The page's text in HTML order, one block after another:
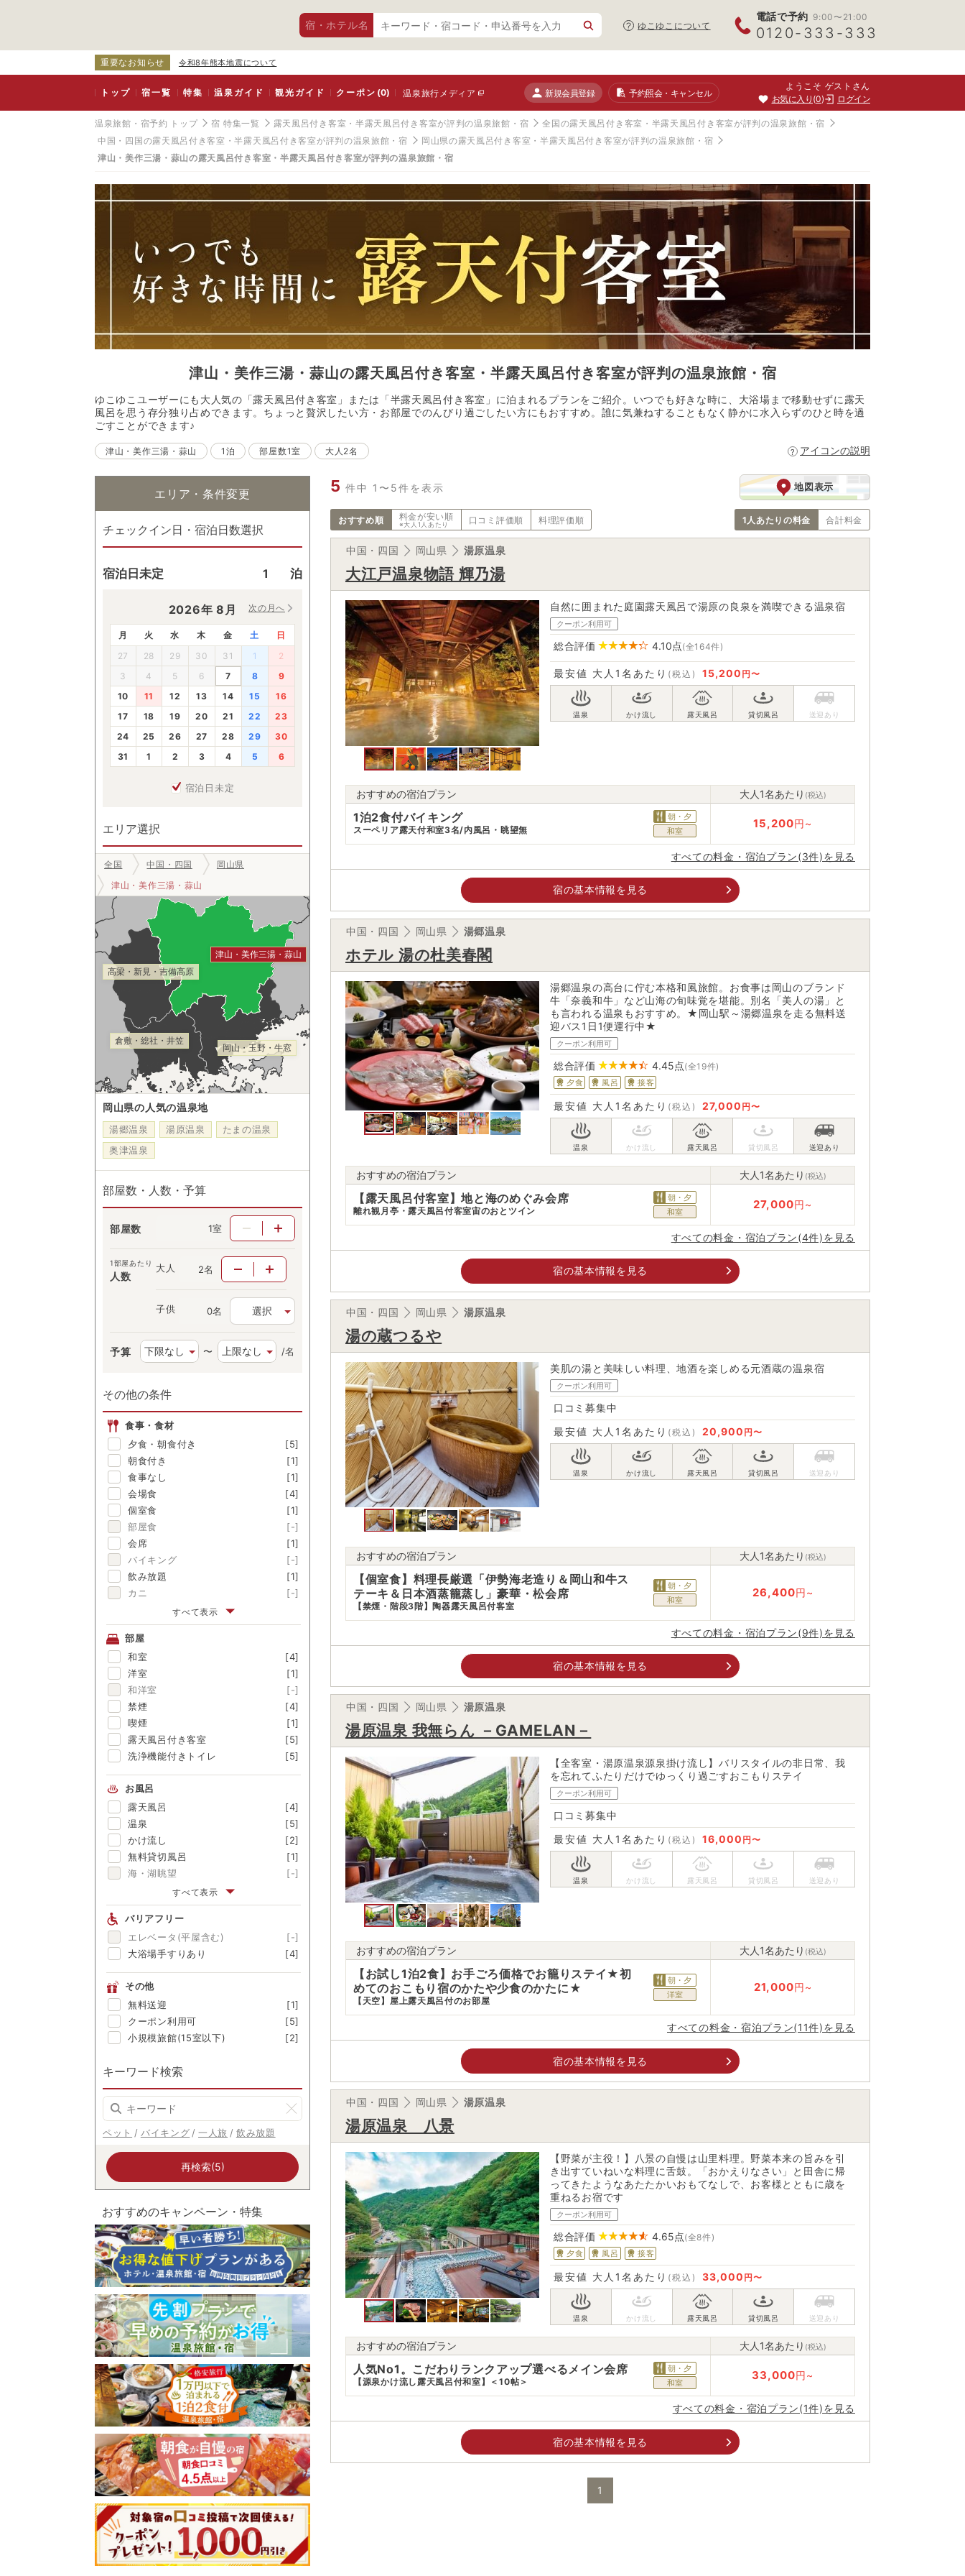
宿・ホテル名 ゆこゆこについて
電話で予約 9:00〜21:00
0120-333-333
重要なお知らせ 令和8年熊本地震について
トップ 宿一覧 特集 温泉ガイド 観光ガイド クーポン(0) 温泉旅行メディア 新規会員登録 予約照会・キャンセル
ようこそ ゲストさん
お気に入り 0 ログイン
温泉旅館・宿予約 トップ 宿 特集一覧 露天風呂付き客室・半露天風呂付き客室が評判の温泉旅館・宿
全国の露天風呂付き客室・半露天風呂付き客室が評判の温泉旅館・宿
中国・四国の露天風呂付き客室・半露天風呂付き客室が評判の温泉旅館・宿
岡山県の露天風呂付き客室・半露天風呂付き客室が評判の温泉旅館・宿
津山・美作三湯・蒜山の露天風呂付き客室・半露天風呂付き客室が評判の温泉旅館・宿
山
津山・美作三湯・蒜山の露天風呂付き客室・半露天風呂付き客室が評判の温泉旅館・宿
ゆこゆこユーザーにも大人気の「露天風呂付き客室」または「半露天風呂付き客室」に泊まれるプランをご紹介。いつでも好きな時に、大浴場まで移動せずに露天
風呂を思う存分独り占めできます。ちょっと贅沢したい方・お部屋でのんびり過ごしたい方にもおすすめ。誰に気兼ねすることもなく静かに水入らずのひと時を過
ごすことができます♪
津山・美作三湯・蒜山 1泊 部屋数1室 大人2名 アイコンの説明
エリア・条件変更
チェックイン日・宿泊日数選択
宿泊日未定 泊
2026年 8 月 次の月へ
月 火 水 木 金 土
日
27
28 29 30 31 1
2
3
4 5 6 7 8
9
10
11 12 13 14 15
16
17
18 19 20 21 22
23
24
25 26 27 28 29
30
31
1 2 3 4 5 6
宿泊日未定
エリア選択
全国 中国・四国
岡山県
津山・美作三湯・蒜山
岡山・玉野・牛窓
倉敷・総社・井笠
津山・美作三湯・蒜山
高梁・新見・吉備高原
岡山県の人気の温泉地
湯郷温泉 湯原温泉
たまの温泉
奥津温泉
部屋数・人数・予算
部屋数 室
1部屋あたり
人数
大人 名
子供 名 選択
予算 〜 /名
その他の条件
食事・食材
夕食・朝食付き
[5]
朝食付き
[1]
食事なし
[1]
会場食
[4]
個室食
[1]
部屋食
[-]
会席
[1]
バイキング
[-]
飲み放題
[1]
カニ
[-]
アワビ
[-]
金目鯛
舟盛
[-]
ブランド牛
[1]
囲炉裏料理
[-]
松茸
[-]
すべて表示
部屋
和室
[4]
洋室
[1]
和洋室
[-]
禁煙
[4]
喫煙
[1]
露天風呂付き客室
[5]
洗浄機能付きトイレ
[5]
お風呂
露天風呂
[4]
温泉
[5]
かけ流し
[2]
無料貸切風呂
[1]
海・湖眺望
[-]
富士山眺望
渓流眺望
[1]
にごり湯
美肌の湯
[3]
すべて表示
バリアフリー
エレベータ(平屋含む)
[-]
大浴場手すりあり
[4]
その他
無料送迎
[1]
クーポン利用可
[5]
小規模旅館(15室以下)
[2]
キーワード検索
ペット バイキング 一人旅 飲み放題
再検索(5)
おすすめのキャンペーン・特集
5 件中 1〜5件を表示 地図表示
おすすめ順 料金が安い順
※大人1人あたり 口コミ評価順 料理評価順 1人あたりの料金 合計料金
中国・四国 岡山県 湯原温泉
大江戸温泉物語 輝乃湯
自然に囲まれた庭園露天風呂で湯原の良泉を満喫できる温泉宿
クーポン利用可
総合評価 4.10点(全164件)
最安値 大人1名あたり (税込) 15,200 円〜
おすすめの宿泊プラン 大人1名あたり (税込)
1泊2食付バイキング
スーペリア露天付和室3名/内風呂・眺望無
朝・夕
和室
15,200円~
すべての料金・宿泊プラン(3件)を見る
宿の基本情報を見る
中国・四国 岡山県 湯郷温泉
ホテル 湯の杜美春閣
湯郷温泉の高台に佇む本格和風旅館。お食事は岡山のブランド
牛「奈義和牛」など山海の旬味覚を堪能。別名「美人の湯」と
も言われる温泉もおすすめ。★岡山駅～湯郷温泉を走る無料送
迎バス1日1便運行中★
クーポン利用可
総合評価 4.45点(全19件)
夕食 風呂 接客
最安値 大人1名あたり (税込) 27,000 円〜
おすすめの宿泊プラン 大人1名あたり (税込)
【露天風呂付客室】地と海のめぐみ会席
離れ観月亭・露天風呂付客室宙のおとツイン
朝・夕
和室
27,000円~
すべての料金・宿泊プラン(4件)を見る
宿の基本情報を見る
中国・四国 岡山県 湯原温泉
湯の蔵つるや
美肌の湯と美味しい料理、地酒を楽しめる元酒蔵の温泉宿
クーポン利用可
口コミ募集中
最安値 大人1名あたり (税込) 20,900 円〜
おすすめの宿泊プラン 大人1名あたり (税込)
【個室食】料理長厳選「伊勢海老造り＆岡山和牛ス
テーキ＆日本酒蒸籠蒸し」豪華・松会席
【禁煙・階段3階】陶器露天風呂付客室
朝・夕
和室
26,400円~
すべての料金・宿泊プラン(9件)を見る
宿の基本情報を見る
中国・四国 岡山県 湯原温泉
湯原温泉 我無らん －GAMELAN－
【全客室・湯原温泉源泉掛け流し】バリスタイルの非日常、我
を忘れてふたりだけでゆっくり過ごすおこもりステイ
クーポン利用可
口コミ募集中
最安値 大人1名あたり (税込) 16,000 円〜
おすすめの宿泊プラン 大人1名あたり (税込)
【お試し1泊2食】お手ごろ価格でお籠りステイ★初
めてのおこもり宿のかたや少食のかたに★
【天空】屋上露天風呂付のお部屋
朝・夕
洋室
21,000円~
すべての料金・宿泊プラン(11件)を見る
宿の基本情報を見る
中国・四国 岡山県 湯原温泉
湯原温泉 八景
【野菜が主役！】八景の自慢は山里料理。野菜本来の旨みを引
き出すていねいな料理に舌鼓。「おかえりなさい」と田舎に帰
ってきたようなあたたかいおもてなしで、お客様とともに歳を
重ねるお宿です
クーポン利用可
総合評価 4.65点(全8件)
夕食 風呂 接客
最安値 大人1名あたり (税込) 33,000 円〜
おすすめの宿泊プラン 大人1名あたり (税込)
人気No1。こだわりランクアップ選べるメイン会席
【源泉かけ流し露天風呂付和室】＜10帖＞
朝・夕
和室
33,000円~
すべての料金・宿泊プラン(1件)を見る
宿の基本情報を見る
1